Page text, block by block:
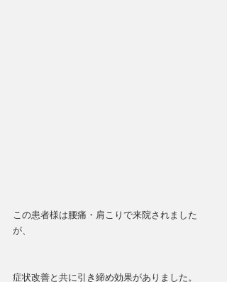
この患者様は腰痛・肩こりで来院されました
が、
症状改善と共に引き締め効果がありました。